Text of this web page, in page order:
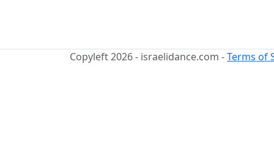
Copyleft 2026 - israelidance.com -Terms of